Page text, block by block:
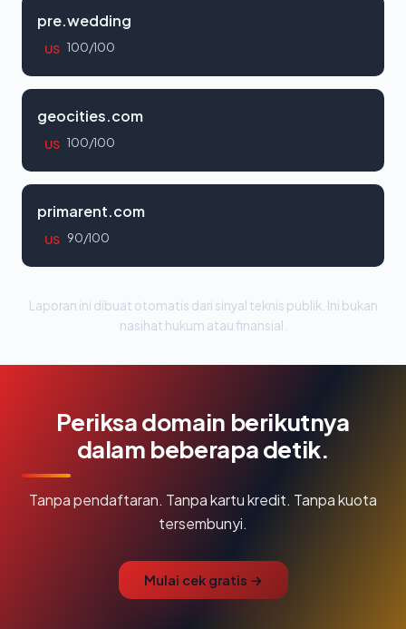
pre.wedding
US 100/100
geocities.com
US 100/100
primarent.com
US 90/100
Laporan ini dibuat otomatis dari sinyal teknis publik. Ini bukan
nasihat hukum atau finansial.
Periksa domain berikutnya
dalam beberapa detik.
Tanpa pendaftaran. Tanpa kartu kredit. Tanpa kuota
tersembunyi.
Mulai cek gratis →